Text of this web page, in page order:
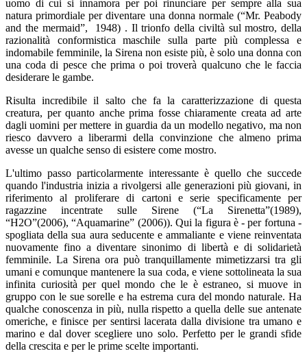
uomo di cui si innamora per poi rinunciare per sempre alla sua
natura primordiale per diventare una donna normale (“Mr. Peabody
and the mermaid”, 1948) . Il trionfo della civiltà sul mostro, della
razionalità conformistica maschile sulla parte più complessa e
indomabile femminile, la Sirena non esiste più, è solo una donna con
una coda di pesce che prima o poi troverà qualcuno che le faccia
desiderare le gambe.
Risulta incredibile il salto che fa la caratterizzazione di questa
creatura, per quanto anche prima fosse chiaramente creata ad arte
dagli uomini per mettere in guardia da un modello negativo, ma non
riesco davvero a liberarmi della convinzione che almeno prima
avesse un qualche senso di esistere come mostro.
L'ultimo passo particolarmente interessante è quello che succede
quando l'industria inizia a rivolgersi alle generazioni più giovani, in
riferimento al proliferare di cartoni e serie specificamente per
ragazzine incentrate sulle Sirene (“La Sirenetta”(1989),
“H2O”(2006), “Aquamarine” (2006)). Qui la figura è - per fortuna -
spogliata della sua aura seducente e ammaliante e viene reinventata
nuovamente fino a diventare sinonimo di libertà e di solidarietà
femminile. La Sirena ora può tranquillamente mimetizzarsi tra gli
umani e comunque mantenere la sua coda, e viene sottolineata la sua
infinita curiosità per quel mondo che le è estraneo, si muove in
gruppo con le sue sorelle e ha estrema cura del mondo naturale. Ha
qualche conoscenza in più, nulla rispetto a quella delle sue antenate
omeriche, e finisce per sentirsi lacerata dalla divisione tra umano e
marino e dal dover scegliere uno solo. Perfetto per le grandi sfide
della crescita e per le prime scelte importanti.